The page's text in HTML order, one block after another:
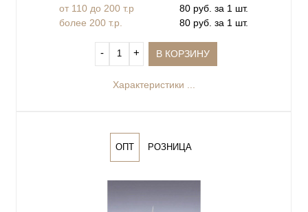
от 110 до 200 т.р
80 руб. за 1 шт.
более 200 т.р.
80 руб. за 1 шт.
‐ + В КОРЗИНУ
Характеристики ...
ОПТ РОЗНИЦА